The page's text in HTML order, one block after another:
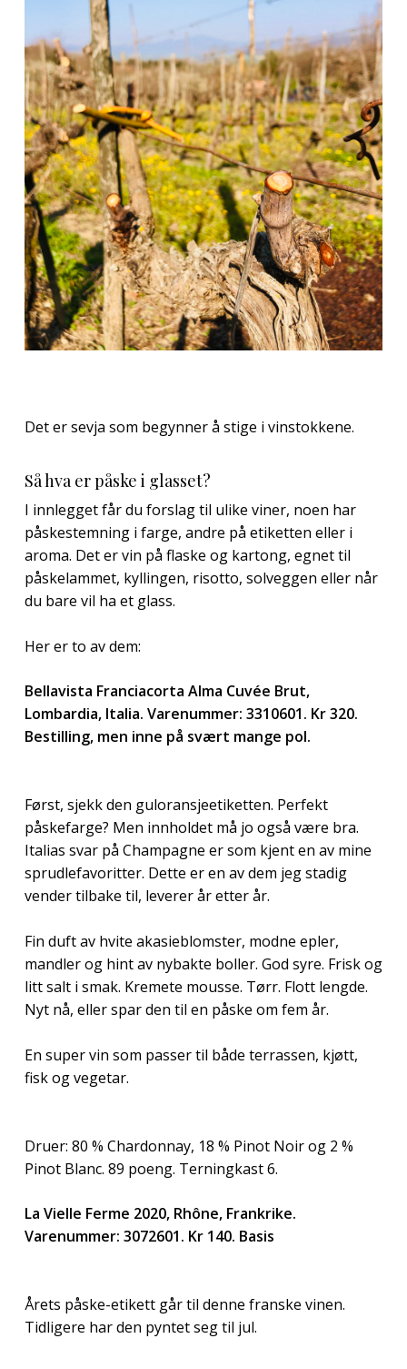
Det er sevja som begynner å stige i vinstokkene.
Så hva er påske i glasset?
I innlegget får du forslag til ulike viner, noen har
påskestemning i farge, andre på etiketten eller i
aroma. Det er vin på flaske og kartong, egnet til
påskelammet, kyllingen, risotto, solveggen eller når
du bare vil ha et glass.
Her er to av dem:
Bellavista Franciacorta Alma Cuvée Brut,
Lombardia, Italia. Varenummer: 3310601. Kr 320.
Bestilling, men inne på svært mange pol.
Først, sjekk den guloransjeetiketten. Perfekt
påskefarge? Men innholdet må jo også være bra.
Italias svar på Champagne er som kjent en av mine
sprudlefavoritter. Dette er en av dem jeg stadig
vender tilbake til, leverer år etter år.
Fin duft av hvite akasieblomster, modne epler,
mandler og hint av nybakte boller. God syre. Frisk og
litt salt i smak. Kremete mousse. Tørr. Flott lengde.
Nyt nå, eller spar den til en påske om fem år.
En super vin som passer til både terrassen, kjøtt,
fisk og vegetar.
Druer: 80 % Chardonnay, 18 % Pinot Noir og 2 %
Pinot Blanc. 89 poeng. Terningkast 6.
La Vielle Ferme 2020, Rhône, Frankrike.
Varenummer: 3072601. Kr 140. Basis
Årets påske-etikett går til denne franske vinen.
Tidligere har den pyntet seg til jul.